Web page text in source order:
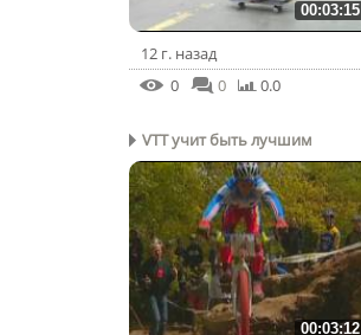
00:03:15
12 г. назад
0
0 0.0
VTT учит быть лучшим
00:03:12